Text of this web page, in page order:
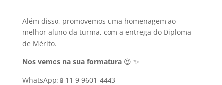
Além disso, promovemos uma homenagem ao
melhor aluno da turma, com a entrega do Diploma
de Mérito.
Nos vemos na sua formatura😍 ✨
WhatsApp:📱11 9 9601-4443